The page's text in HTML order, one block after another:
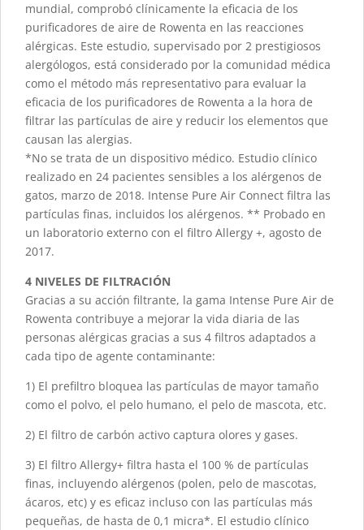
mundial, comprobó clínicamente la eficacia de los
purificadores de aire de Rowenta en las reacciones
alérgicas. Este estudio, supervisado por 2 prestigiosos
alergólogos, está considerado por la comunidad médica
como el método más representativo para evaluar la
eficacia de los purificadores de Rowenta a la hora de
filtrar las partículas de aire y reducir los elementos que
causan las alergias.
*No se trata de un dispositivo médico. Estudio clínico
realizado en 24 pacientes sensibles a los alérgenos de
gatos, marzo de 2018. Intense Pure Air Connect filtra las
partículas finas, incluidos los alérgenos. ** Probado en
un laboratorio externo con el filtro Allergy +, agosto de
2017.
4 NIVELES DE FILTRACIÓN
Gracias a su acción filtrante, la gama Intense Pure Air de
Rowenta contribuye a mejorar la vida diaria de las
personas alérgicas gracias a sus 4 filtros adaptados a
cada tipo de agente contaminante:
1) El prefiltro bloquea las partículas de mayor tamaño
como el polvo, el pelo humano, el pelo de mascota, etc.
2) El filtro de carbón activo captura olores y gases.
3) El filtro Allergy+ filtra hasta el 100 % de partículas
finas, incluyendo alérgenos (polen, pelo de mascotas,
ácaros, etc) y es eficaz incluso con las partículas más
pequeñas, de hasta de 0,1 micra*. El estudio clínico